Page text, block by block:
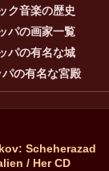
ク音楽の歴史
パの画家一覧
パの有名な城
パの有名な宮殿
Scheherazad
/ Her CD